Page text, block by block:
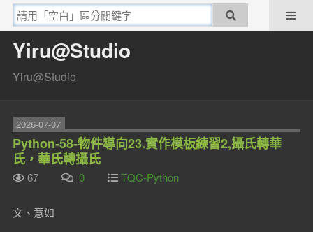
Yiru@Studio
Yiru@Studio
2026-07-07
Python-58-物件導向23.實作模板練習2,攝氏轉華
氏，華氏轉攝氏
67 0 TQC-Python
文、意如